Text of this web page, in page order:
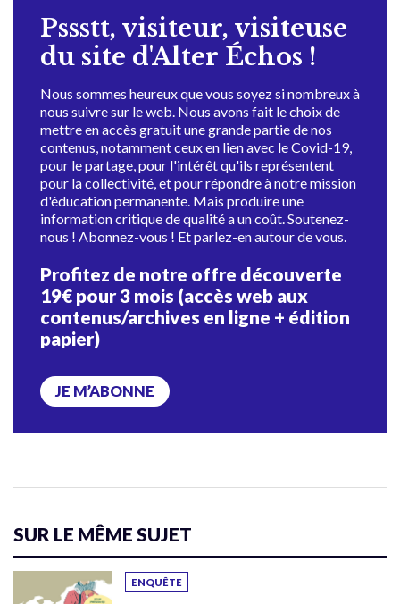
Pssstt, visiteur, visiteuse
du site d'Alter Échos !
Nous sommes heureux que vous soyez si nombreux à
nous suivre sur le web. Nous avons fait le choix de
mettre en accès gratuit une grande partie de nos
contenus, notamment ceux en lien avec le Covid-19,
pour le partage, pour l'intérêt qu'ils représentent
pour la collectivité, et pour répondre à notre mission
d'éducation permanente. Mais produire une
information critique de qualité a un coût. Soutenez-
nous ! Abonnez-vous ! Et parlez-en autour de vous.
Profitez de notre offre découverte
19€ pour 3 mois (accès web aux
contenus/archives en ligne + édition
papier)
JE M’ABONNE
SUR LE MÊME SUJET
ENQUÊTE